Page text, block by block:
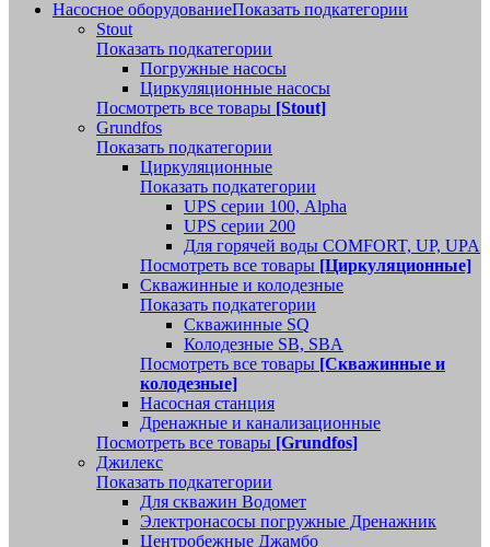
Насосное оборудованиеПоказать подкатегории
Stout
Показать подкатегории
Погружные насосы
Циркуляционные насосы
Посмотреть все товары [Stout]
Grundfos
Показать подкатегории
Циркуляционные
Показать подкатегории
UPS серии 100, Alpha
UPS серии 200
Для горячей воды COMFORT, UP, UPA
Посмотреть все товары [Циркуляционные]
Скважинные и колодезные
Показать подкатегории
Скважинные SQ
Колодезные SB, SBA
Посмотреть все товары [Скважинные и
колодезные]
Насосная станция
Дренажные и канализационные
Посмотреть все товары [Grundfos]
Джилекс
Показать подкатегории
Для скважин Водомет
Электронасосы погружные Дренажник
Центробежные Джамбо